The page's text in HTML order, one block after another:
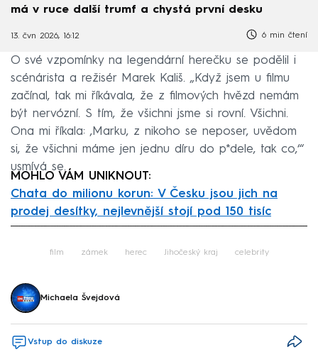
má v ruce další trumf a chystá první desku
13. čvn 2026, 16:12 6 min čtení
O své vzpomínky na legendární herečku se podělil i
scénárista a režisér Marek Kališ. „Když jsem u filmu
začínal, tak mi říkávala, že z filmových hvězd nemám
být nervózní. S tím, že všichni jsme si rovní. Všichni.
Ona mi říkala: ‚Marku, z nikoho se neposer, uvědom
si, že všichni máme jen jednu díru do p*dele, tak co,‘“
usmívá se.
MOHLO VÁM UNIKNOUT:
Chata do milionu korun: V Česku jsou jich na
prodej desítky, nejlevnější stojí pod 150 tisíc
film zámek herec Jihočeský kraj celebrity
Michaela Švejdová
Vstup do diskuze